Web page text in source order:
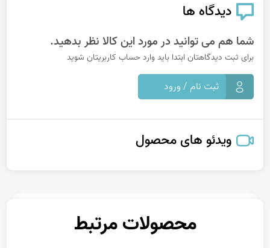
دیدگاه ها
شما هم می توانید در مورد این کالا نظر بدهید.
برای ثبت دیدگاهتان ابتدا باید وارد حساب کاربریتان شوید
ثبت نام / ورود
ویدئو های محصول
محصولات مرتبط